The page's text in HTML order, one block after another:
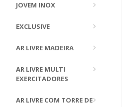
JOVEM INOX
EXCLUSIVE
AR LIVRE MADEIRA
AR LIVRE MULTI
EXERCITADORES
AR LIVRE COM TORRE DE